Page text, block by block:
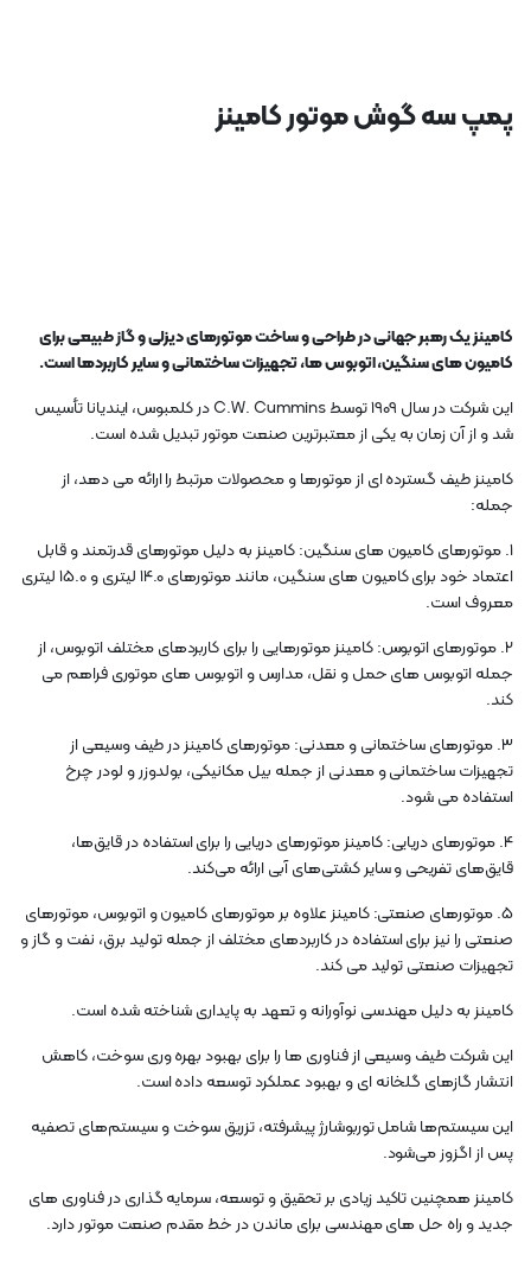
پمپ سه گوش موتور کامینز
کامینز یک رهبر جهانی در طراحی و ساخت موتورهای دیزلی و گاز طبیعی برای
کامیون های سنگین، اتوبوس ها، تجهیزات ساختمانی و سایر کاربردها است.
این شرکت در سال 1909 توسط C.W. Cummins در کلمبوس، ایندیانا تأسیس
شد و از آن زمان به یکی از معتبرترین صنعت موتور تبدیل شده است.
کامینز طیف گسترده ای از موتورها و محصولات مرتبط را ارائه می دهد، از
جمله:
1. موتورهای کامیون های سنگین: کامینز به دلیل موتورهای قدرتمند و قابل
اعتماد خود برای کامیون های سنگین، مانند موتورهای 14.0 لیتری و 15.0 لیتری
معروف است.
2. موتورهای اتوبوس: کامینز موتورهایی را برای کاربردهای مختلف اتوبوس، از
جمله اتوبوس های حمل و نقل، مدارس و اتوبوس های موتوری فراهم می
کند.
3. موتورهای ساختمانی و معدنی: موتورهای کامینز در طیف وسیعی از
تجهیزات ساختمانی و معدنی از جمله بیل مکانیکی، بولدوزر و لودر چرخ
استفاده می شود.
4. موتورهای دریایی: کامینز موتورهای دریایی را برای استفاده در قایق‌ها،
قایق‌های تفریحی و سایر کشتی‌های آبی ارائه می‌کند.
5. موتورهای صنعتی: کامینز علاوه بر موتورهای کامیون و اتوبوس، موتورهای
صنعتی را نیز برای استفاده در کاربردهای مختلف از جمله تولید برق، نفت و گاز و
تجهیزات صنعتی تولید می کند.
کامینز به دلیل مهندسی نوآورانه و تعهد به پایداری شناخته شده است.
این شرکت طیف وسیعی از فناوری ها را برای بهبود بهره وری سوخت، کاهش
انتشار گازهای گلخانه ای و بهبود عملکرد توسعه داده است.
این سیستم‌ها شامل توربوشارژ پیشرفته، تزریق سوخت و سیستم‌های تصفیه
پس از اگزوز می‌شود.
کامینز همچنین تاکید زیادی بر تحقیق و توسعه، سرمایه گذاری در فناوری های
جدید و راه حل های مهندسی برای ماندن در خط مقدم صنعت موتور دارد.